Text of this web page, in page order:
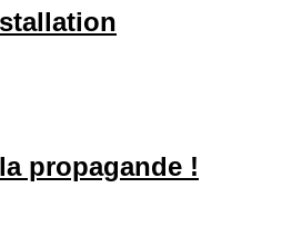
propagande !